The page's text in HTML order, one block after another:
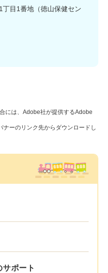
丁目1番地（徳山保健セン
には、Adobe社が提供するAdobe
ーのリンク先からダウンロードし
ポート